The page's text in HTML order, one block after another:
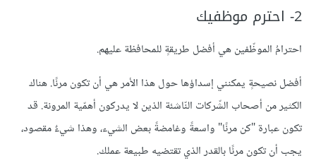
2- احترم موظفيك
احترامُ الموظّفين هي أفضل طريقةٍ للمحافظة عليهم.
أفضل نصيحةٍ يمكنني إسداؤها حول هذا الأمر هي أن تكون مرنًا. هناك
الكثير من أصحاب الشّركات النّاشئة الذين لا يدركون أهمّية المرونة. قد
تكون عبارة "كن مرنًا" واسعةً وغامضةً بعض الشيء، وهذا شيءٌ مقصود،
يجب أن تكون مرنًا بالقدر الذي تقتضيه طبيعة عملك.